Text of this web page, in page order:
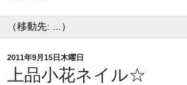
2011年9月15日木曜日
上品小花ネイル☆